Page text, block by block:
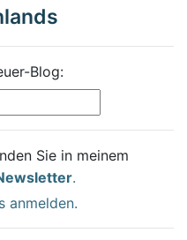
Blog:
Sie in meinem
.
anmelden.